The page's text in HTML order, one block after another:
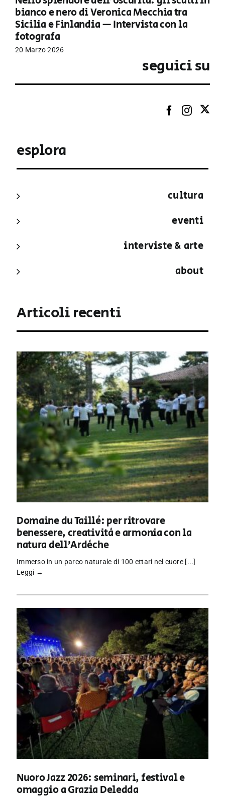
bianco e nero di Veronica Mecchia tra
Sicilia e Finlandia — Intervista con la
fotografa
20 Marzo 2026
seguici su
esplora
cultura
eventi
interviste & arte
about
Articoli recenti
Domaine du Taillé: per ritrovare
benessere, creatività e armonia con la
natura dell’Ardèche
Immerso in un parco naturale di 100 ettari nel cuore [...]
Leggi →
Nuoro Jazz 2026: seminari, festival e
omaggio a Grazia Deledda